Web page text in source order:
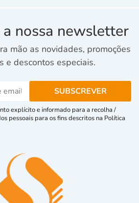
nossa newsletter
mão as novidades, promoções
e descontos especiais.
explícito e informado para a recolha /
pessoais para os fins descritos na Política